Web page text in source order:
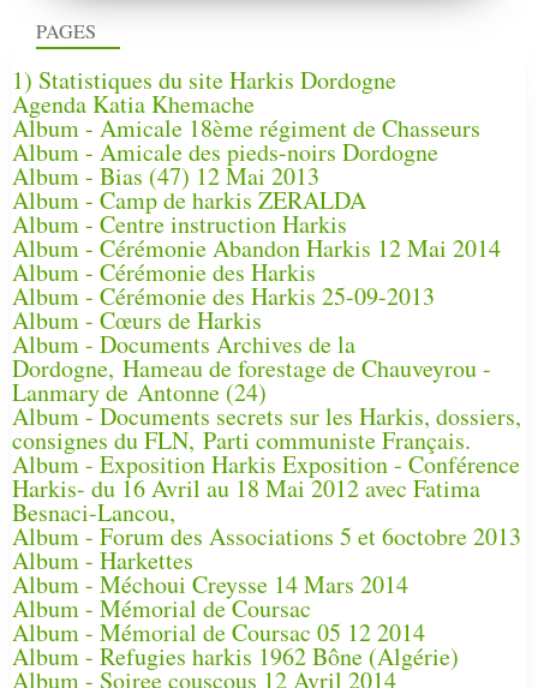
PAGES
1) Statistiques du site Harkis Dordogne
Agenda Katia Khemache
Album - Amicale 18ème régiment de Chasseurs
Album - Amicale des pieds-noirs Dordogne
Album - Bias (47) 12 Mai 2013
Album - Camp de harkis ZERALDA
Album - Centre instruction Harkis
Album - Cérémonie Abandon Harkis 12 Mai 2014
Album - Cérémonie des Harkis
Album - Cérémonie des Harkis 25-09-2013
Album - Cœurs de Harkis
Album - Documents Archives de la
Dordogne, Hameau de forestage de Chauveyrou -
Lanmary de Antonne (24)
Album - Documents secrets sur les Harkis, dossiers,
consignes du FLN, Parti communiste Français.
Album - Exposition Harkis Exposition - Conférence
Harkis- du 16 Avril au 18 Mai 2012 avec Fatima
Besnaci-Lancou,
Album - Forum des Associations 5 et 6octobre 2013
Album - Harkettes
Album - Méchoui Creysse 14 Mars 2014
Album - Mémorial de Coursac
Album - Mémorial de Coursac 05 12 2014
Album - Refugies harkis 1962 Bône (Algérie)
Album - Soiree couscous 12 Avril 2014